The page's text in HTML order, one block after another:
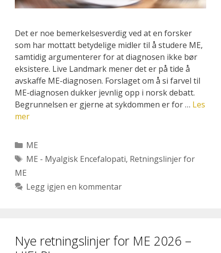
Det er noe bemerkelsesverdig ved at en forsker
som har mottatt betydelige midler til å studere ME,
samtidig argumenterer for at diagnosen ikke bør
eksistere. Live Landmark mener det er på tide å
avskaffe ME-diagnosen. Forslaget om å si farvel til
ME-diagnosen dukker jevnlig opp i norsk debatt.
Begrunnelsen er gjerne at sykdommen er for … Les
mer
Kategorier
ME
Stikkord
ME - Myalgisk Encefalopati, Retningslinjer for
ME
Legg igjen en kommentar
Nye retningslinjer for ME 2026 –